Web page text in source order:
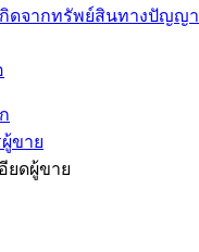
กิดจากทรัพย์สินทางปัญญา
ขาย
ยดผู้ขาย